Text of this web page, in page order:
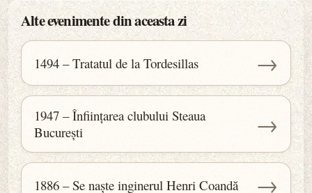
Alte evenimente din aceasta zi
1494 – Tratatul de la Tordesillas →
1947 – Înființarea clubului Steaua
București
→
1886 – Se naște inginerul Henri Coandă →